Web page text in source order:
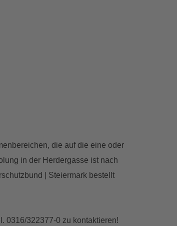
die auf die eine oder
in der Herdergasse ist nach
| Steiermark bestellt
0316/322377-0 zu kontaktieren!